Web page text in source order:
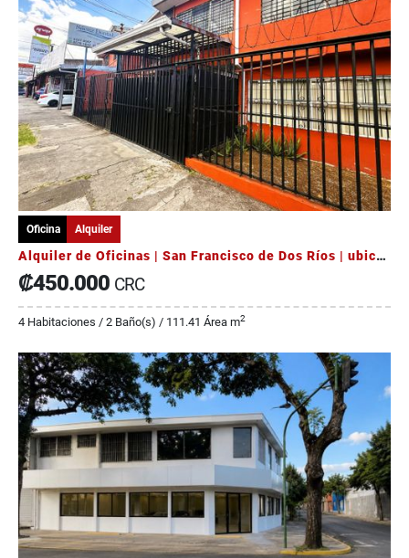
Oficina Alquiler
Alquiler de Oficinas | San Francisco de Dos Ríos | ubicación principal
₡450.000 CRC
4 Habitaciones / 2 Baño(s) / 111.41 Área m2